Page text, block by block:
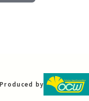
Produced by